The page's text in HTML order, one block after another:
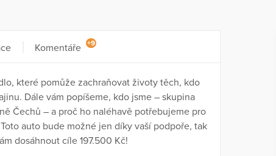
Komentáře +9
které pomůže zachraňovat životy těch, kdo
Dále vám popíšeme, kdo jsme – skupina
Čechů – a proč ho naléhavě potřebujeme pro
auto bude možné jen díky vaší podpoře, tak
dosáhnout cíle 197.500 Kč!